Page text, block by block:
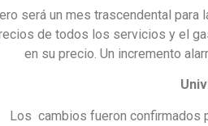
será un mes trascendental para
de todos los servicios y el
en su precio. Un incremento
Los cambios fueron confirmados